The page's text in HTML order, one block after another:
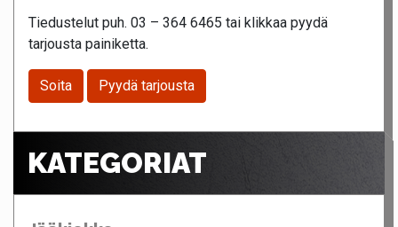
Tiedustelut puh. 03 – 364 6465 tai klikkaa pyydä
tarjousta painiketta.
Soita Pyydä tarjousta
KATEGORIAT